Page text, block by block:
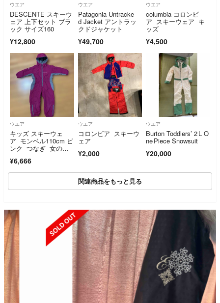
ウエア
DESCENTE スキーウ
ェア 上下セット ブラ
ック サイズ160
¥12,800
ウエア
Patagonia Untracke
d Jacket アントラッ
クドジャケット
¥49,700
ウエア
columbia コロンビ
ア スキーウェア キ
ッズ
¥4,500
ウエア
キッズ スキーウェ
ア モンベル110cm ピ
ンク つなぎ 女の
¥6,666
ウエア
コロンビア スキーウ
ェア
¥2,000
ウエア
Burton Toddlers’ 2 L O
ne Piece Snowsuit
¥20,000
関連商品をもっと見る
SOLD OUT